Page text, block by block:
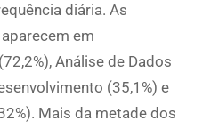
diária. As
em
Análise de Dados
(35,1%) e
Mais da metade dos